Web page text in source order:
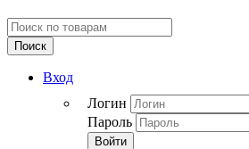
Поиск
Вход
Логин
Пароль
Войти